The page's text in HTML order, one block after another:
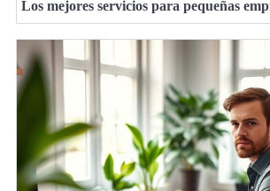
Los mejores servicios para pequeñas